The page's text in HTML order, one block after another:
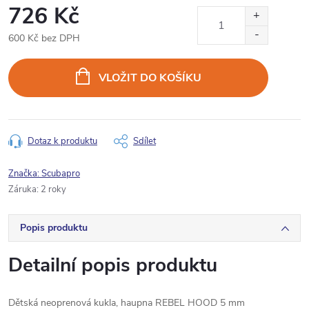
726 Kč
600 Kč bez DPH
cena:
VLOŽIT DO KOŠÍKU
Dotaz k produktu Sdílet
Značka:Scubapro
Záruka: 2 roky
Popis produktu
Detailní popis produktu
Dětská neoprenová kukla, haupna REBEL HOOD 5 mm